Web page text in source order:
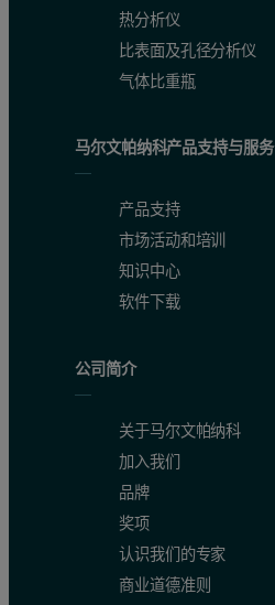
热分析仪
比表面及孔径分析仪
气体比重瓶
马尔文帕纳科产品支持与服务
产品支持
市场活动和培训
知识中心
软件下载
公司简介
关于马尔文帕纳科
加入我们
品牌
奖项
认识我们的专家
商业道德准则